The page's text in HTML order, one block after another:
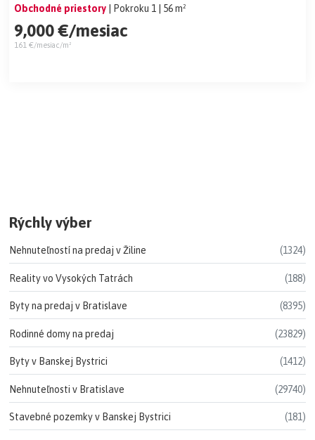
Obchodné priestory
| Pokroku 1 | 56 m²
9,000 €/mesiac
161 €/mesiac/m²
Rýchly výber
Nehnuteľností na predaj v Žiline (1324)
Reality vo Vysokých Tatrách (188)
Byty na predaj v Bratislave (8395)
Rodinné domy na predaj (23829)
Byty v Banskej Bystrici (1412)
Nehnuteľnosti v Bratislave (29740)
Stavebné pozemky v Banskej Bystrici (181)